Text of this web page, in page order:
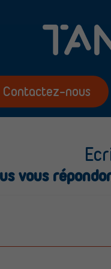
Contactez-nous
vous